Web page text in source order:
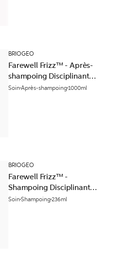
BRIOGEO
Farewell Frizz™ - Après-
shampoing Disciplinant
Lissant
Soin Après-shampoing1000ml
BRIOGEO
Farewell Frizz™ -
Shampoing Disciplinant
Lissant
Soin Shampoing236ml